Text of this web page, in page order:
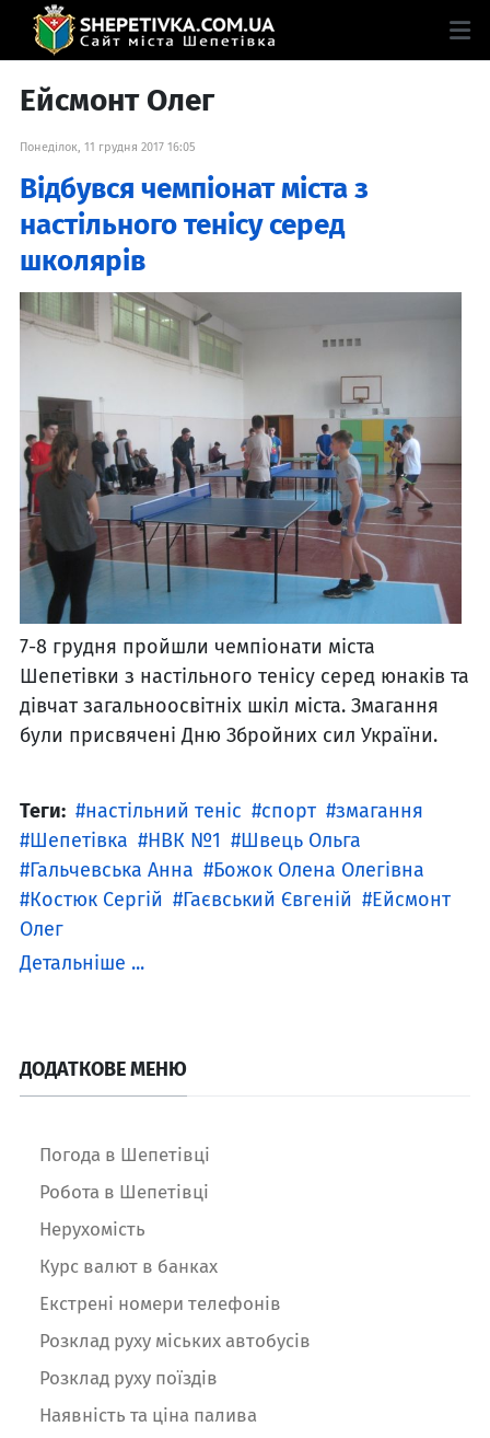
Ейсмонт Олег
Понеділок, 11 грудня 2017 16:05
Відбувся чемпіонат міста з
настільного тенісу серед
школярів
7-8 грудня пройшли чемпіонати міста
Шепетівки з настільного тенісу серед юнаків та
дівчат загальноосвітніх шкіл міста. Змагання
були присвячені Дню Збройних сил України.
Теги: настільний теніс спорт
змагання
Шепетівка
НВК №1
Швець Ольга
Гальчевська Анна
Божок Олена Олегівна
Костюк Сергій
Гаєвський Євгеній
Ейсмонт
Олег
Детальніше ...
ДОДАТКОВЕ МЕНЮ
Погода в Шепетівці
Робота в Шепетівці
Нерухомість
Курс валют в банках
Екстрені номери телефонів
Розклад руху міських автобусів
Розклад руху поїздів
Наявність та ціна палива